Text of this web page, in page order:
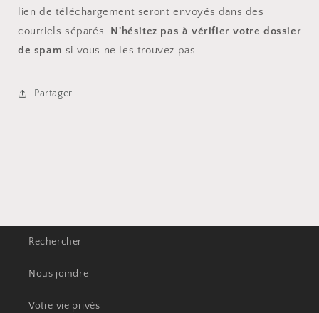
lien de téléchargement seront envoyés dans des
courriels séparés. N'hésitez pas à vérifier votre dossier
de spam si vous ne les trouvez pas.
Partager
Rechercher
Nous joindre
Votre vie privés